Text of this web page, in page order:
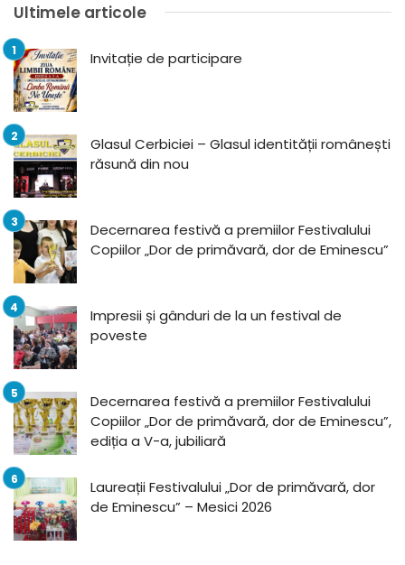
Ultimele articole
Invitație de participare
Glasul Cerbiciei – Glasul identității românești
răsună din nou
Decernarea festivă a premiilor Festivalului
Copiilor „Dor de primăvară, dor de Eminescu”
Impresii și gânduri de la un festival de
poveste
Decernarea festivă a premiilor Festivalului
Copiilor „Dor de primăvară, dor de Eminescu”,
ediția a V-a, jubiliară
Laureații Festivalului „Dor de primăvară, dor
de Eminescu” – Mesici 2026